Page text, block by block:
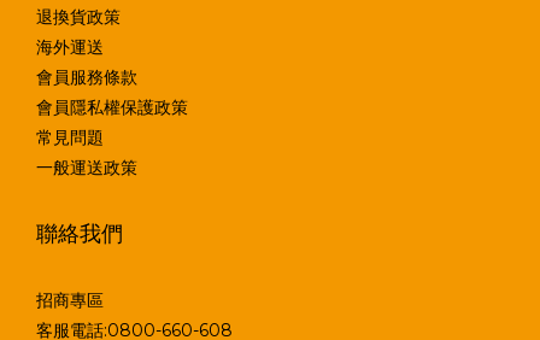
退換貨政策
海外運送
會員服務條款
會員隱私權保護政策
常見問題
一般運送政策
聯絡我們
招商專區
客服電話:0800-660-608